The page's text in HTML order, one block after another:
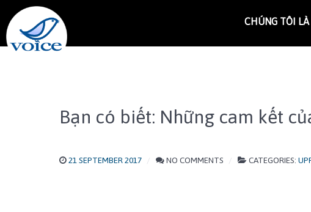
CHÚNG TÔI LÀ
Bạn có biết: Những cam kết
21 SEPTEMBER 2017 NO COMMENTS CATEGORIES: